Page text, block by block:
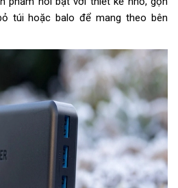
túi hoặc balo để mang theo bên